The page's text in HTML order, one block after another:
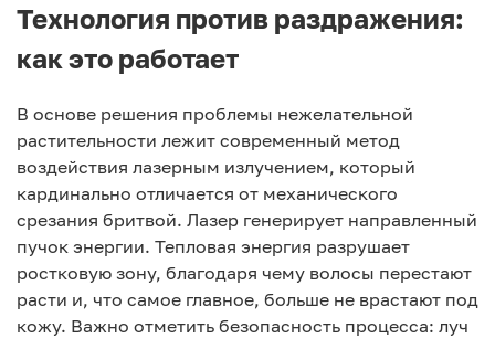
Технология против раздражения:
как это работает
В основе решения проблемы нежелательной
растительности лежит современный метод
воздействия лазерным излучением, который
кардинально отличается от механического
срезания бритвой. Лазер генерирует направленный
пучок энергии. Тепловая энергия разрушает
ростковую зону, благодаря чему волосы перестают
расти и, что самое главное, больше не врастают под
кожу. Важно отметить безопасность процесса: луч